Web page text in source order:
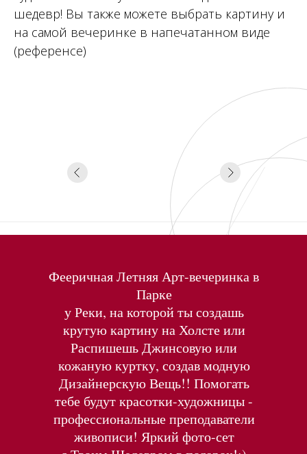
шедевр! Вы также можете выбрать картину и
на самой вечеринке в напечатанном виде
(референсе)
Фееричная Летняя Арт-вечеринка в
Парке
у Реки, на которой ты создашь
крутую картину на Холсте или
Распишешь Джинсовую или
кожаную куртку, создав модную
Дизайнерскую Вещь!! Помогать
тебе будут красотки-художницы -
профессиональные преподаватели
живописи! Яркий фото-сет